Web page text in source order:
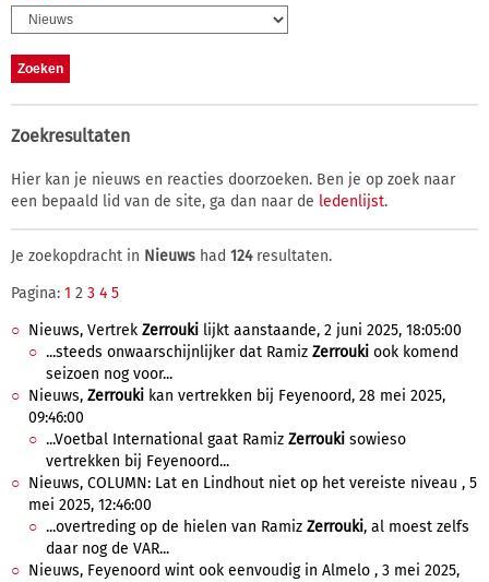
Zoekresultaten
Hier kan je nieuws en reacties doorzoeken. Ben je op zoek naar
een bepaald lid van de site, ga dan naar de ledenlijst.
Je zoekopdracht in Nieuws had 124resultaten.
Pagina: 1 2 3 4 5
Nieuws, Vertrek Zerrouki lijkt aanstaande, 2 juni 2025, 18:05:00
...steeds onwaarschijnlijker dat Ramiz Zerrouki ook komend
seizoen nog voor...
Nieuws, Zerrouki kan vertrekken bij Feyenoord, 28 mei 2025,
09:46:00
...Voetbal International gaat Ramiz Zerrouki sowieso
vertrekken bij Feyenoord...
Nieuws, COLUMN: Lat en Lindhout niet op het vereiste niveau , 5
mei 2025, 12:46:00
...overtreding op de hielen van Ramiz Zerrouki, al moest zelfs
daar nog de VAR...
Nieuws, Feyenoord wint ook eenvoudig in Almelo , 3 mei 2025,